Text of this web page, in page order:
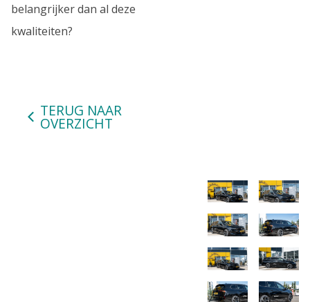
belangrijker dan al deze
kwaliteiten?
TERUG NAAR
OVERZICHT